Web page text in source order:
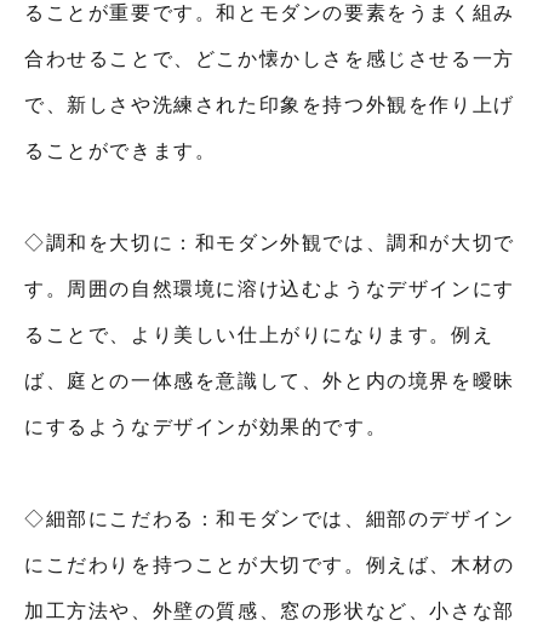
ることが重要です。和とモダンの要素をうまく組み
合わせることで、どこか懐かしさを感じさせる一方
で、新しさや洗練された印象を持つ外観を作り上げ
ることができます。
◇調和を大切に：和モダン外観では、調和が大切で
す。周囲の自然環境に溶け込むようなデザインにす
ることで、より美しい仕上がりになります。例え
ば、庭との一体感を意識して、外と内の境界を曖昧
にするようなデザインが効果的です。
◇細部にこだわる：和モダンでは、細部のデザイン
にこだわりを持つことが大切です。例えば、木材の
加工方法や、外壁の質感、窓の形状など、小さな部